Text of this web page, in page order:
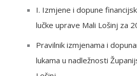
r
:
I. Izmjene i dopune
lučke uprave Mali Lošinj za
Pravilnik izmjenama i
lukama u nadležnosti